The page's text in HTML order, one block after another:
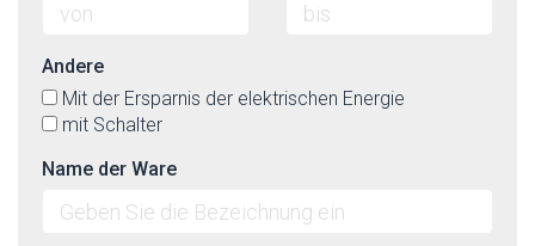
Andere
Mit der Ersparnis der elektrischen Energie
mit Schalter
Name der Ware